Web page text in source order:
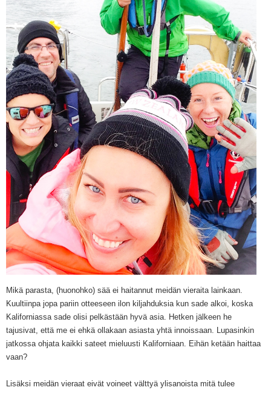
Mikä parasta, (huonohko) sää ei haitannut meidän vieraita lainkaan.
Kuultiinpa jopa pariin otteeseen ilon kiljahduksia kun sade alkoi, koska
Kaliforniassa sade olisi pelkästään hyvä asia. Hetken jälkeen he
tajusivat, että me ei ehkä ollakaan asiasta yhtä innoissaan. Lupasinkin
jatkossa ohjata kaikki sateet mieluusti Kaliforniaan. Eihän ketään haittaa
vaan?
Lisäksi meidän vieraat eivät voineet välttyä ylisanoista mitä tulee